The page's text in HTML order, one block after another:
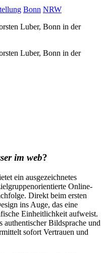
Bonn NRW
im web?
ein ausgezeichnetes
Online-
Direkt beim ersten
ins Auge, das eine
Einheitlichkeit aufweist.
authentischer Bildsprache und
sofort Vertrauen und